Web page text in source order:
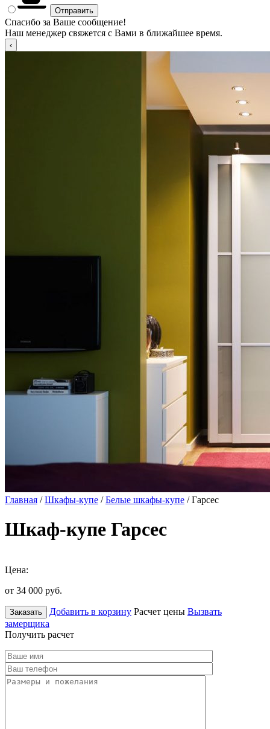
Спасибо за Ваше сообщение!
Наш менеджер свяжется с Вами в ближайшее время.
Главная /Шкафы-купе /Белые шкафы-купе / Гарсес
Шкаф-купе Гарсес
Цена:
от 34 000 руб.
Заказать Добавить в корзину Расчет цены Вызвать
замерщика
Получить расчет